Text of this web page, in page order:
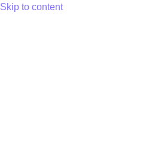
Skip to content